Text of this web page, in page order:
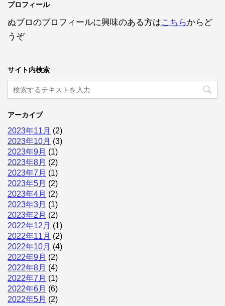
プロフィール
ぬブロのプロフィールに興味のある方はこちらからど
うぞ
サイト内検索
アーカイブ
2023年11月 (2)
2023年10月 (3)
2023年9月 (1)
2023年8月 (2)
2023年7月 (1)
2023年5月 (2)
2023年4月 (2)
2023年3月 (1)
2023年2月 (2)
2022年12月 (1)
2022年11月 (2)
2022年10月 (4)
2022年9月 (2)
2022年8月 (4)
2022年7月 (1)
2022年6月 (6)
2022年5月 (2)